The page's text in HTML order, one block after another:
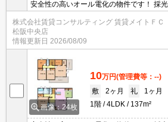
安全性の高いオール電化の物件です！ 採
建てのメリットを存分に味わえます♪開放
ませんか？
株式会社賃貸コンサルティング 賃貸メイトＦＣ
松阪中央店
情報更新日 2026/08/09
画像：24枚
10万円(管理費等：--)
敷
2ヶ月 礼
1ヶ月
1階
4LDK 137m²